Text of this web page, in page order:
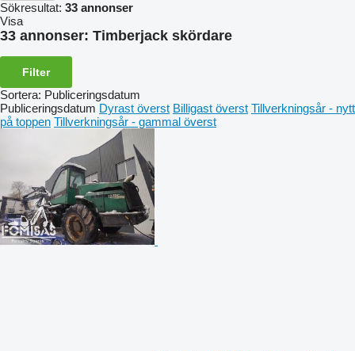
Sökresultat: 33 annonser
Visa
33 annonser: Timberjack skördare
Filter
Sortera: Publiceringsdatum
Publiceringsdatum Dyrast överst Billigast överst Tillverkningsår - nytt
på toppen Tillverkningsår - gammal överst